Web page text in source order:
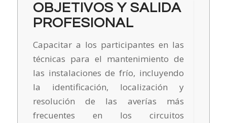
OBJETIVOS Y SALIDA
PROFESIONAL
Capacitar a los participantes en las
técnicas para el mantenimiento de
las instalaciones de frío, incluyendo
la identificación, localización y
resolución de las averías más
frecuentes en los circuitos